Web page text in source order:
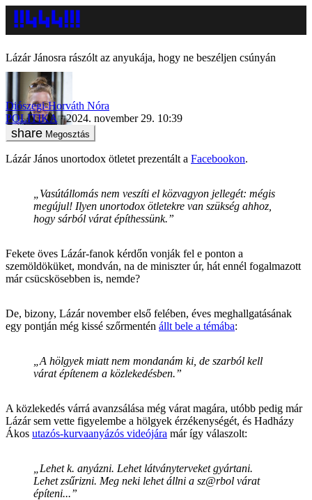
Lázár Jánosra rászólt az anyukája, hogy ne beszéljen csúnyán
Diószegi-Horváth Nóra
POLITIKA
2024. november 29. 10:39
Megosztás
Lázár János unortodox ötletet prezentált a Facebookon.
„Vasútállomás nem veszíti el közvagyon jellegét: mégis
megújul! Ilyen unortodox ötletekre van szükség ahhoz,
hogy sárból várat építhessünk.”
Fekete öves Lázár-fanok kérdőn vonják fel e ponton a
szemöldöküket, mondván, na de miniszter úr, hát ennél fogalmazott
már csücskösebben is, nemde?
De, bizony, Lázár november első felében, éves meghallgatásának
egy pontján még kissé szőrmentén állt bele a témába:
„A hölgyek miatt nem mondanám ki, de szarból kell
várat építenem a közlekedésben.”
A közlekedés várrá avanzsálása még várat magára, utóbb pedig már
Lázár sem vette figyelembe a hölgyek érzékenységét, és Hadházy
Ákos utazós-kurvaanyázós videójára már így válaszolt:
„Lehet k. anyázni. Lehet látványterveket gyártani.
Lehet zsűrizni. Meg neki lehet állni a sz@rbol várat
építeni...”